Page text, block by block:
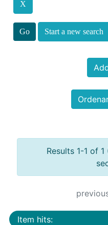
Start a new search
Results 1-1 of
Item hits: